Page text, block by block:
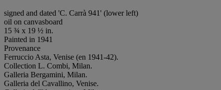
signed and dated 'C. Carrà 941' (lower left)
oil on canvasboard
15 ¾ x 19 ½ in.
Painted in 1941
Provenance
Ferruccio Asta, Venise (en 1941-42).
Collection L. Combi, Milan.
Galleria Bergamini, Milan.
Galleria del Cavallino, Venise.